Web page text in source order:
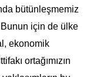
bütünleşmemiz
için de ülke
ekonomik
ortağımızın